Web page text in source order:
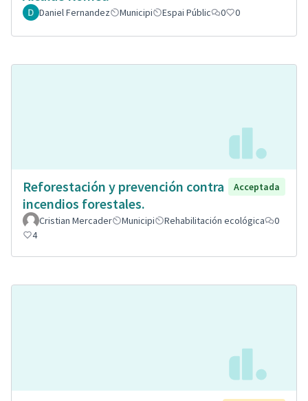
Daniel Fernandez Municipi Espai Públic 0 0
Reforestación y prevención contra
incendios forestales.
Acceptada
Cristian Mercader Municipi Rehabilitación ecológica
0
4